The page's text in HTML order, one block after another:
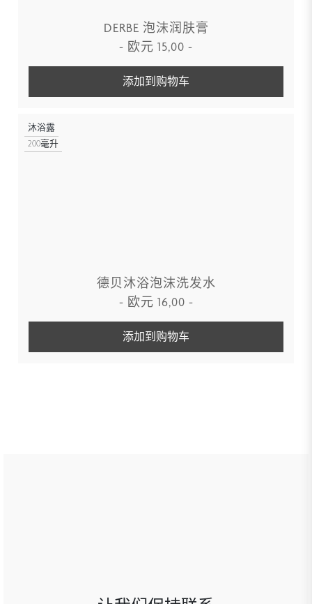
DERBE 泡沫润肤膏
- 欧元 15,00 -
添加到购物车
沐浴露
200毫升
德贝沐浴泡沫洗发水
- 欧元 16,00 -
添加到购物车